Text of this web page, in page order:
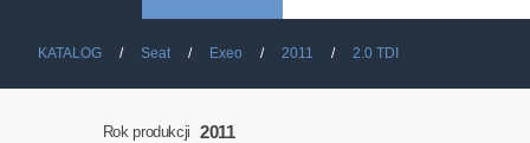
KATALOG Seat Exeo 2011 2.0 TDI
Rok produkcji 2011